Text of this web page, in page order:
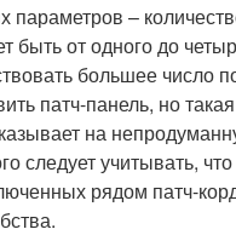
параметров –
быть от одного до
большее число
патч-панель, но такая
на
следует учитывать,
рядом патч-